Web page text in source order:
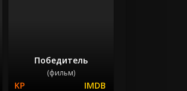
Победитель
(фильм)